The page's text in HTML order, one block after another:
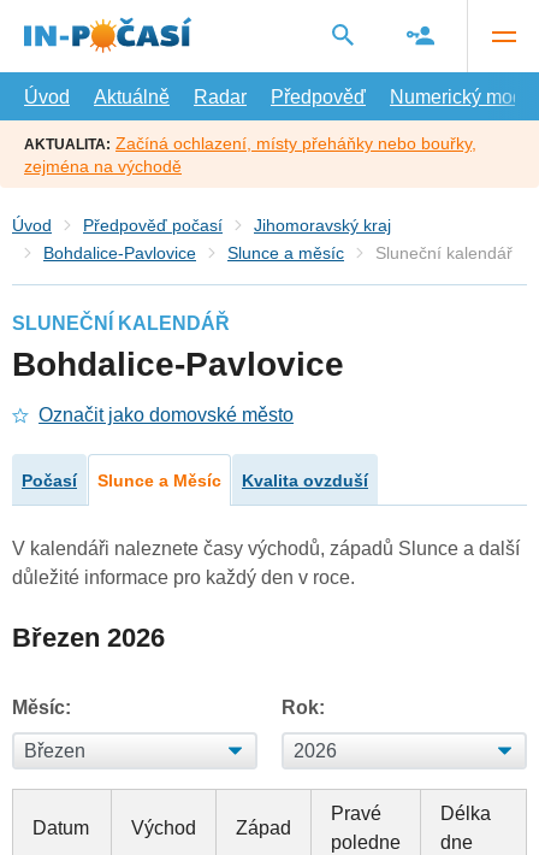
hlavní
Úvod
Aktuálně Radar Předpověď Numerický model
AKTUALITA: Začíná ochlazení, místy přeháňky nebo bouřky,
zejména na východě
Úvod Předpověď počasí
Jihomoravský kraj
Bohdalice-Pavlovice
Slunce a měsíc Sluneční kalendář
SLUNEČNÍ KALENDÁŘ
Bohdalice-Pavlovice
Označit jako domovské město
Počasí Slunce a Měsíc Kvalita ovzduší
V kalendáři naleznete časy východů, západů Slunce a další
důležité informace pro každý den v roce.
Březen 2026
Měsíc: Rok:
Datum Východ Západ
Pravé
poledne
Délka
dne